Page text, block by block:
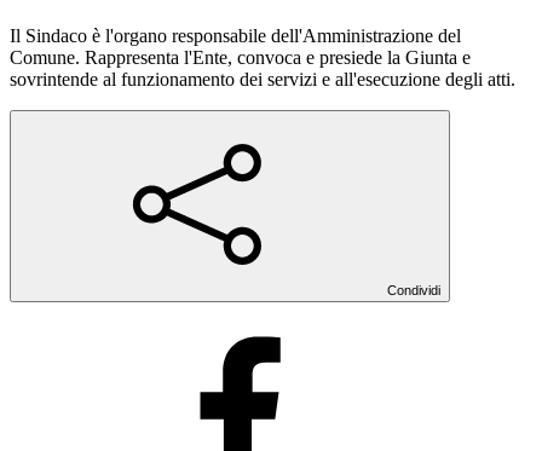
Il Sindaco è l'organo responsabile dell'Amministrazione del
Comune. Rappresenta l'Ente, convoca e presiede la Giunta e
sovrintende al funzionamento dei servizi e all'esecuzione degli atti.
Condividi